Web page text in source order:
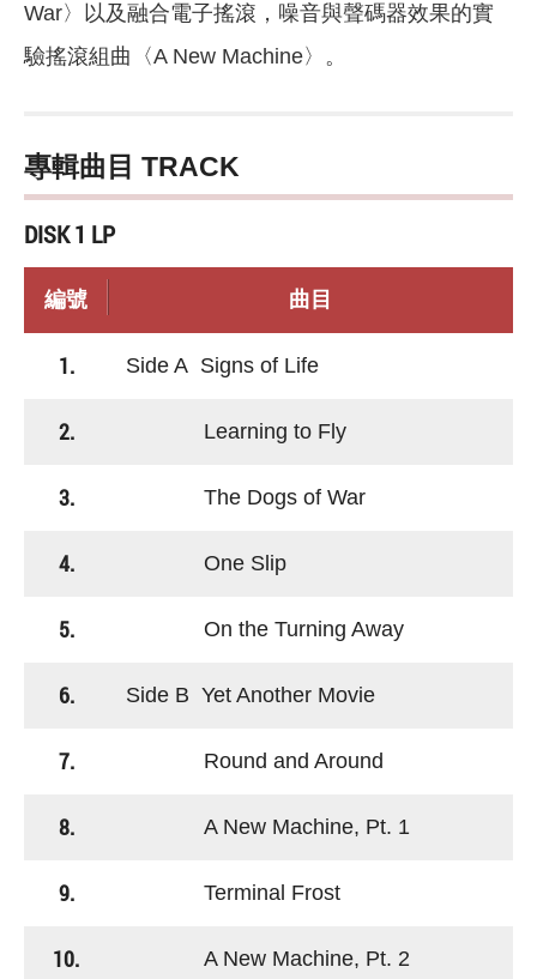
War〉以及融合電子搖滾，噪音與聲碼器效果的實
驗搖滾組曲〈A New Machine〉。
專輯曲目 TRACK
DISK 1 LP
編號 曲目
1. Side A Signs of Life
2. Learning to Fly
3. The Dogs of War
4. One Slip
5. On the Turning Away
6. Side B Yet Another Movie
7. Round and Around
8. A New Machine, Pt. 1
9. Terminal Frost
10. A New Machine, Pt. 2